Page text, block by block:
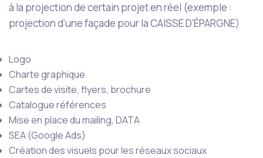
à la projection de certain projet en réel (exemple :
projection d’une façade pour la CAISSE D’ÉPARGNE)
Logo
Charte graphique
Cartes de visite, flyers, brochure
Catalogue références
Mise en place du mailing, DATA
SEA (Google Ads)
Création des visuels pour les réseaux sociaux